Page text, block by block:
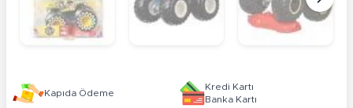
Kapıda Ödeme
Kredi Kartı
Banka Kartı